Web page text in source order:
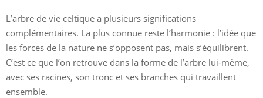
L’arbre de vie celtique a plusieurs significations
complémentaires. La plus connue reste l’harmonie : l’idée que
les forces de la nature ne s’opposent pas, mais s’équilibrent.
C’est ce que l’on retrouve dans la forme de l’arbre lui-même,
avec ses racines, son tronc et ses branches qui travaillent
ensemble.